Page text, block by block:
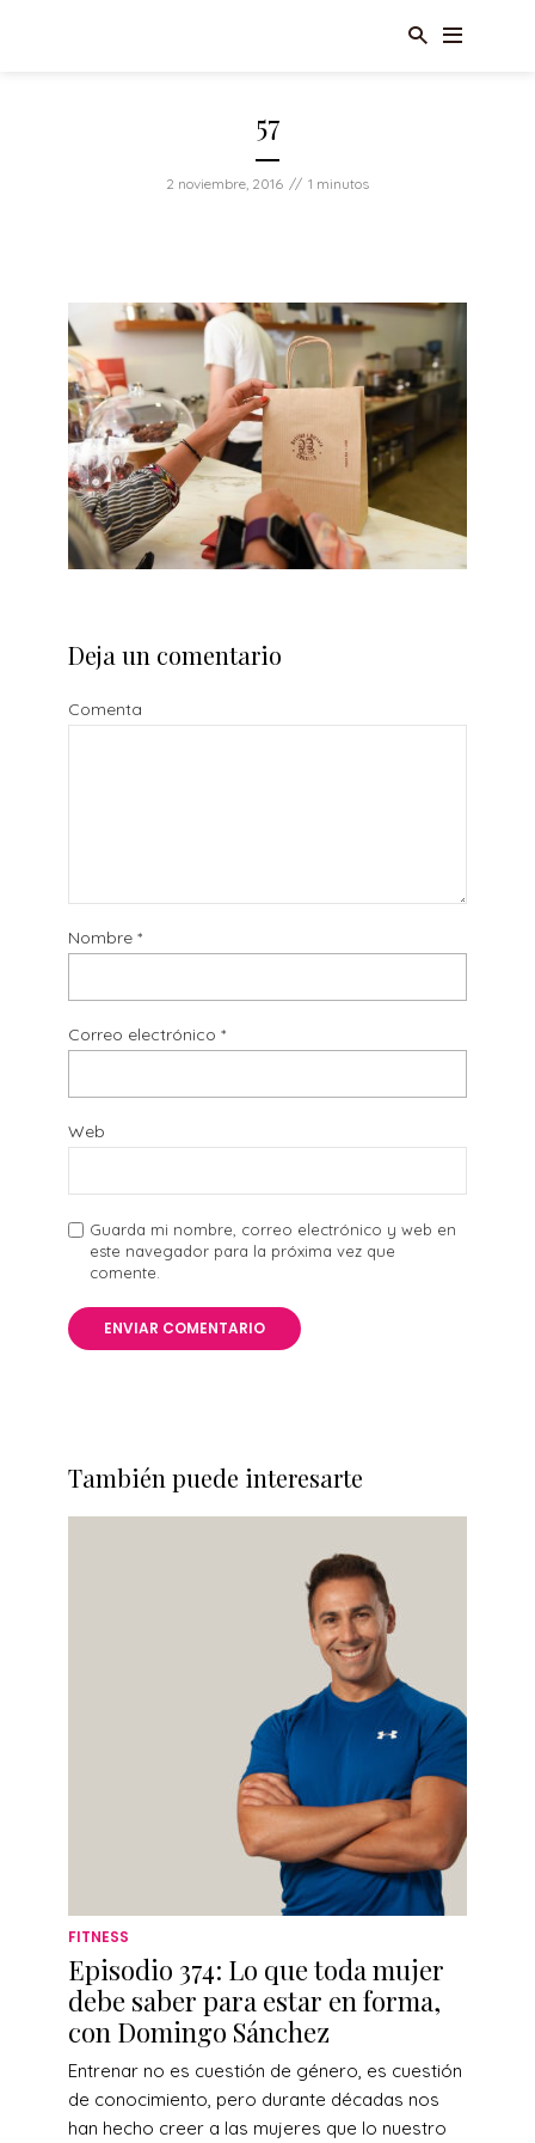
57
2 noviembre, 2016 1 minutos
Deja un comentario
Comenta
Nombre *
Correo electrónico *
Web
Guarda mi nombre, correo electrónico y web en
este navegador para la próxima vez que
comente.
También puede interesarte
FITNESS
Episodio 374: Lo que toda mujer
debe saber para estar en forma,
con Domingo Sánchez
Entrenar no es cuestión de género, es cuestión
de conocimiento, pero durante décadas nos
han hecho creer a las mujeres que lo nuestro